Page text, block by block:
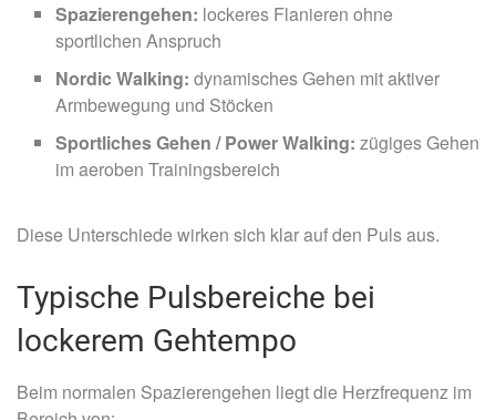
Spazierengehen: lockeres Flanieren ohne
sportlichen Anspruch
Nordic Walking: dynamisches Gehen mit aktiver
Armbewegung und Stöcken
Sportliches Gehen / Power Walking: zügiges Gehen
im aeroben Trainingsbereich
Diese Unterschiede wirken sich klar auf den Puls aus.
Typische Pulsbereiche bei
lockerem Gehtempo
Beim normalen Spazierengehen liegt die Herzfrequenz im